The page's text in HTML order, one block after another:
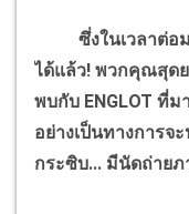
ซึ่งในเวลาต่อมา
ได้แล้ว! พวกคุณสุด
พบกับ ENGLOT ที่ม
อย่างเป็นทางการ
กระซิบ... มีนัดถ่าย